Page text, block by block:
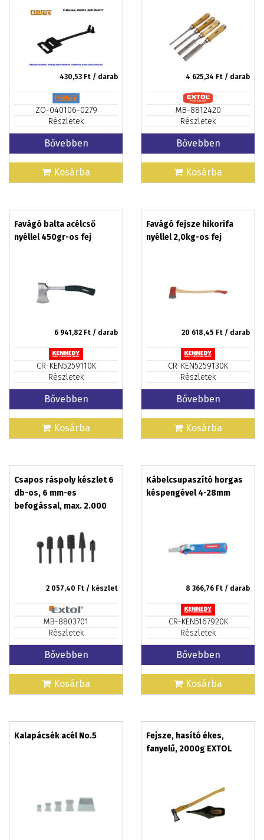
430,53 Ft / darab
ZO-040106-0279
Részletek
Bővebben
Kosárba
4 625,34 Ft / darab
MB-8812420
Részletek
Bővebben
Kosárba
Favágó balta acélcső
nyéllel 450gr-os fej
6 941,82 Ft / darab
CR-KEN5259110K
Részletek
Bővebben
Kosárba
Favágó fejsze hikorifa
nyéllel 2,0kg-os fej
20 618,45 Ft / darab
CR-KEN5259130K
Részletek
Bővebben
Kosárba
Csapos ráspoly készlet 6
db-os, 6 mm-es
befogással, max. 2.000
2 057,40 Ft / készlet
MB-8803701
Részletek
Bővebben
Kosárba
Kábelcsupaszító horgas
késpengével 4-28mm
8 366,76 Ft / darab
CR-KEN5167920K
Részletek
Bővebben
Kosárba
Kalapácsék acél No.5
Fejsze, hasító ékes,
fanyelű, 2000g EXTOL